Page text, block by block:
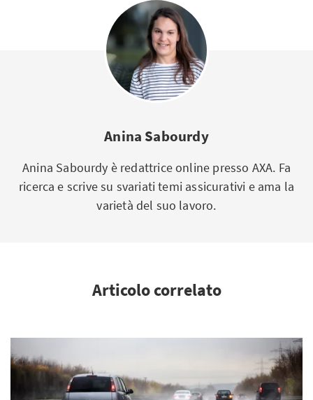
Anina Sabourdy
Anina Sabourdy è redattrice online presso AXA. Fa
ricerca e scrive su svariati temi assicurativi e ama la
varietà del suo lavoro.
Articolo correlato